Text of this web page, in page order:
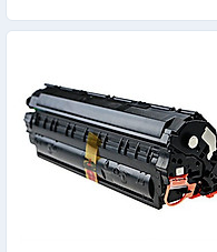
100% [Full Box]